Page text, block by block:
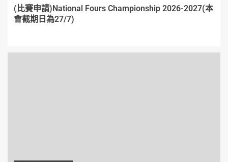
(比賽申請)National Fours Championship 2026-2027(本
會截期日為27/7)